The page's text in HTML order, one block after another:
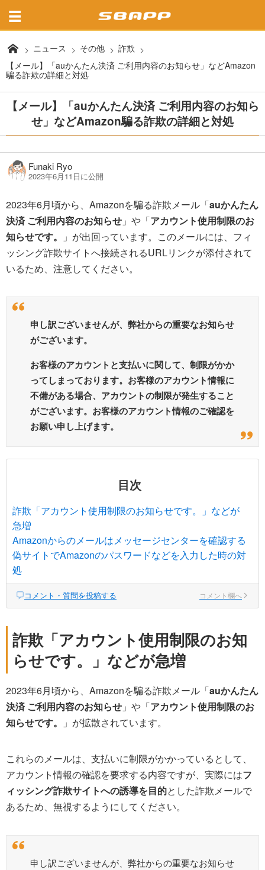
ニュース その他
詐欺
【メール】「auかんたん決済 ご利用内容のお知らせ」などAmazon
騙る詐欺の詳細と対処
【メール】「auかんたん決済 ご利用内容のお知ら
せ」などAmazon騙る詐欺の詳細と対処
Funaki Ryo
2023年6月11日に公開
2023年6月頃から、Amazonを騙る詐欺メール「auかんたん
決済 ご利用内容のお知らせ 」や「アカウント使用制限のお
知らせです。
」が出回っています。このメールには、フィ
ッシング詐欺サイトへ接続されるURLリンクが添付されて
いるため、注意してください。
申し訳ございませんが、弊社からの重要なお知らせ
がございます。
お客様のアカウントと支払いに関して、制限がかか
ってしまっております。お客様のアカウント情報に
不備がある場合、アカウントの制限が発生すること
がございます。お客様のアカウント情報のご確認を
お願い申し上げます。
目次
詐欺「アカウント使用制限のお知らせです。」などが
急増
Amazonからのメールはメッセージセンターを確認する
偽サイトでAmazonのパスワードなどを入力した時の対
処
コメント・質問を投稿する コメント欄へ
詐欺「アカウント使用制限のお知
らせです。」などが急増
2023年6月頃から、Amazonを騙る詐欺メール「auかんたん
決済 ご利用内容のお知らせ 」や「アカウント使用制限のお
知らせです。
」が拡散されています。
これらのメールは、支払いに制限がかかっているとして、
アカウント情報の確認を要求する内容ですが、実際にはフ
ィッシング詐欺サイトへの誘導を目的とした詐欺メールで
あるため、無視するようにしてください。
申し訳ございませんが、弊社からの重要なお知らせ